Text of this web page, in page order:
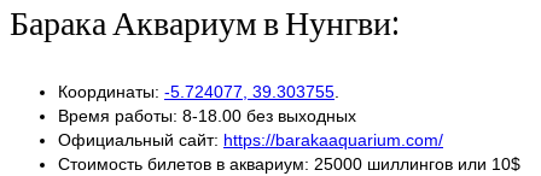
Барака Аквариум в Нунгви:
Координаты: -5.724077, 39.303755.
Время работы: 8-18.00 без выходных
Официальный сайт: https://barakaaquarium.com/
Стоимость билетов в аквариум: 25000 шиллингов или 10$